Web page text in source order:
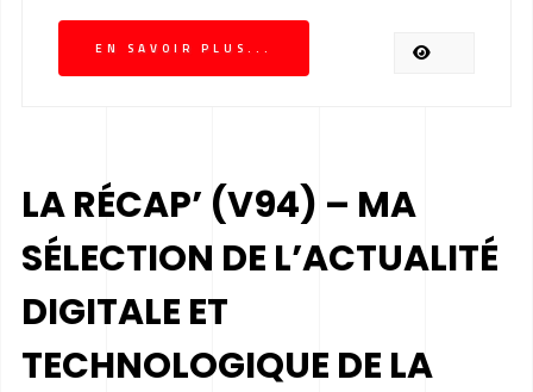
EN SAVOIR PLUS...
LA RÉCAP’ (V94) – MA
SÉLECTION DE L’ACTUALITÉ
DIGITALE ET
TECHNOLOGIQUE DE LA